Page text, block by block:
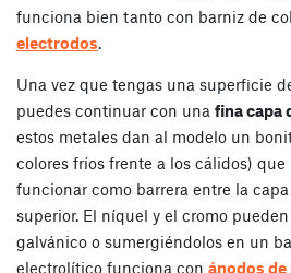
funciona bien tanto con barniz de
electrodos.
Una vez que tengas una superficie
puedes continuar con una fina capa
estos metales dan al modelo un
colores fríos frente a los cálidos)
funcionar como barrera entre la
superior. El níquel y el cromo
galvánico o sumergiéndolos en un
electrolítico funciona con ánodos